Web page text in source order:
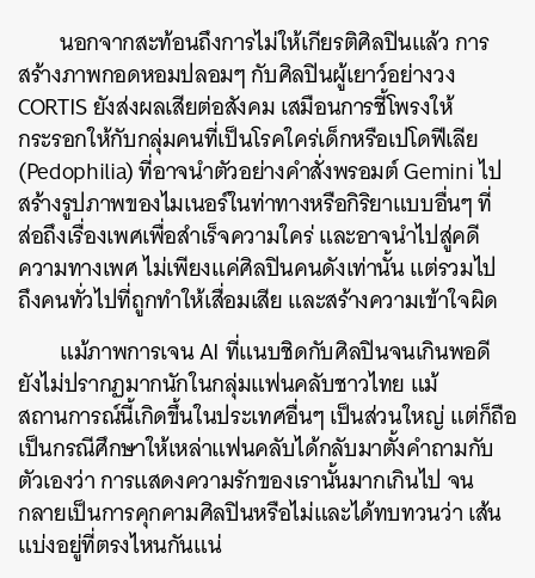
นอกจากสะท้อนถึงการไม่ให้เกียรติศิลปินแล้ว การ
สร้างภาพกอดหอมปลอมๆ กับศิลปินผู้เยาว์อย่างวง
CORTIS ยังส่งผลเสียต่อสังคม เสมือนการชี้โพรงให้
กระรอกให้กับกลุ่มคนที่เป็นโรคใคร่เด็กหรือเปโดฟีเลีย
(Pedophilia) ที่อาจนำตัวอย่างคำสั่งพรอมต์ Gemini ไป
สร้างรูปภาพของไมเนอร์ในท่าทางหรือกิริยาแบบอื่นๆ ที่
ส่อถึงเรื่องเพศเพื่อสำเร็จความใคร่ และอาจนำไปสู่คดี
ความทางเพศ ไม่เพียงแค่ศิลปินคนดังเท่านั้น แต่รวมไป
ถึงคนทั่วไปที่ถูกทำให้เสื่อมเสีย และสร้างความเข้าใจผิด
แม้ภาพการเจน AI ที่แนบชิดกับศิลปินจนเกินพอดี
ยังไม่ปรากฏมากนักในกลุ่มแฟนคลับชาวไทย แม้
สถานการณ์นี้เกิดขึ้นในประเทศอื่นๆ เป็นส่วนใหญ่ แต่ก็ถือ
เป็นกรณีศึกษาให้เหล่าแฟนคลับได้กลับมาตั้งคำถามกับ
ตัวเองว่า การแสดงความรักของเรานั้นมากเกินไป จน
กลายเป็นการคุกคามศิลปินหรือไม่และได้ทบทวนว่า เส้น
แบ่งอยู่ที่ตรงไหนกันแน่